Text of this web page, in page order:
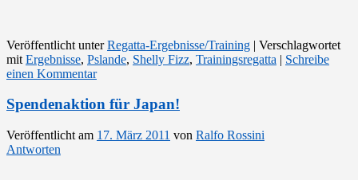
Veröffentlicht unter Regatta-Ergebnisse/Training | Verschlagwortet
mit Ergebnisse, Pslande, Shelly Fizz, Trainingsregatta | Schreibe
einen Kommentar
Spendenaktion für Japan!
Veröffentlicht am 17. März 2011 von Ralfo Rossini
Antworten